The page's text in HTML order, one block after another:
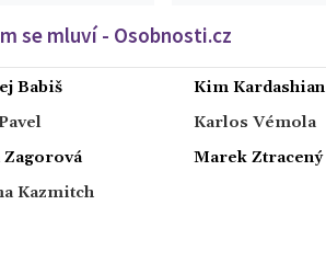
se mluví - Osobnosti.cz
Babiš
Zagorová
Kazmitch
Kim Kardashian
Karlos Vémola
Marek Ztracený